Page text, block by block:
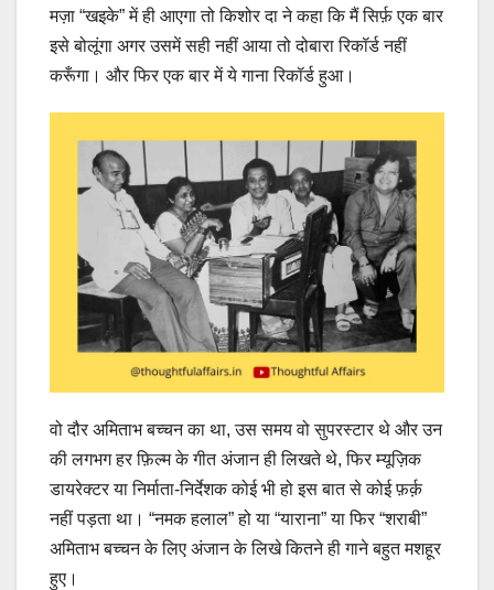
मज़ा “खइके” में ही आएगा तो किशोर दा ने कहा कि मैं सिर्फ़ एक बार
इसे बोलूंगा अगर उसमें सही नहीं आया तो दोबारा रिकॉर्ड नहीं
करूँगा। और फिर एक बार में ये गाना रिकॉर्ड हुआ।
वो दौर अमिताभ बच्चन का था, उस समय वो सुपरस्टार थे और उन
की लगभग हर फ़िल्म के गीत अंजान ही लिखते थे, फिर म्यूज़िक
डायरेक्टर या निर्माता-निर्देशक कोई भी हो इस बात से कोई फ़र्क़
नहीं पड़ता था। “नमक हलाल” हो या “याराना” या फिर “शराबी”
अमिताभ बच्चन के लिए अंजान के लिखे कितने ही गाने बहुत मशहूर
हुए।